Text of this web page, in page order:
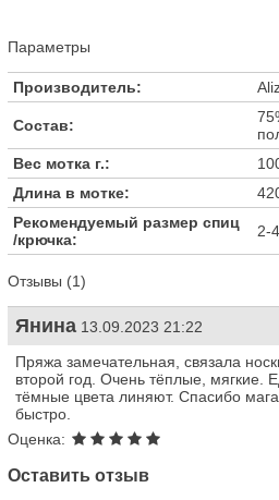
Параметры
Производитель:
Состав:
Вес мотка г.:
Длина в мотке:
Рекомендуемый размер спиц
/крючка:
2-
Отзывы (1)
Янина 13.09.2023 21:22
Пряжа замечательная, связала
второй год. Очень тёплые, мягкие.
тёмные цвета линяют. Спасибо
быстро.
Оценка:
Оставить отзыв